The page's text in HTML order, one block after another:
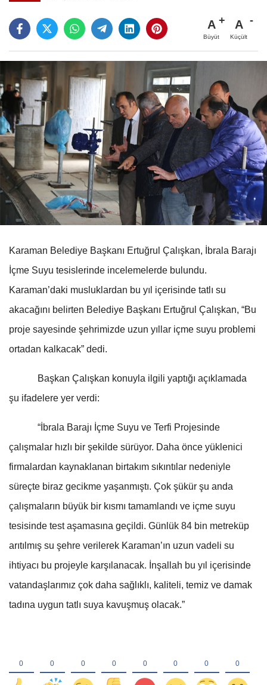
A
Büyüt
A
Küçült
Karaman Belediye Başkanı Ertuğrul Çalışkan, İbrala Barajı
İçme Suyu tesislerinde incelemelerde bulundu.
Karaman’daki musluklardan bu yıl içerisinde tatlı su
akacağını belirten Belediye Başkanı Ertuğrul Çalışkan, “Bu
proje sayesinde şehrimizde uzun yıllar içme suyu problemi
ortadan kalkacak” dedi.
Başkan Çalışkan konuyla ilgili yaptığı açıklamada
şu ifadelere yer verdi:
“İbrala Barajı İçme Suyu ve Terfi Projesinde
çalışmalar hızlı bir şekilde sürüyor. Daha önce yüklenici
firmalardan kaynaklanan birtakım sıkıntılar nedeniyle
süreçte biraz gecikme yaşanmıştı. Çok şükür şu anda
çalışmaların büyük bir kısmı tamamlandı ve içme suyu
tesisinde test aşamasına geçildi. Günlük 84 bin metreküp
arıtılmış su şehre verilerek Karaman’ın uzun vadeli su
ihtiyacı bu projeyle karşılanacak. İnşallah bu yıl içerisinde
vatandaşlarımız çok daha sağlıklı, kaliteli, temiz ve damak
tadına uygun tatlı suya kavuşmuş olacak.”